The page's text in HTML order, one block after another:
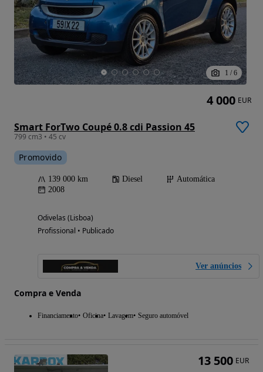
1 / 6
Smart ForTwo Coupé 0.8 cdi Passion 45
799 cm3 • 45 cv
Promovido
139 000 km Diesel
Automática
2008
Odivelas (Lisboa)
Profissional • Publicado
Ver anúncios
Compra e Venda
Financiamento Oficina Lavagem Seguro automóvel
4 000 EUR
13 500 EUR